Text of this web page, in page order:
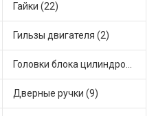
Гайки (22)
Гильзы двигателя (2)
Головки блока цилиндров (2)
Дверные ручки (9)